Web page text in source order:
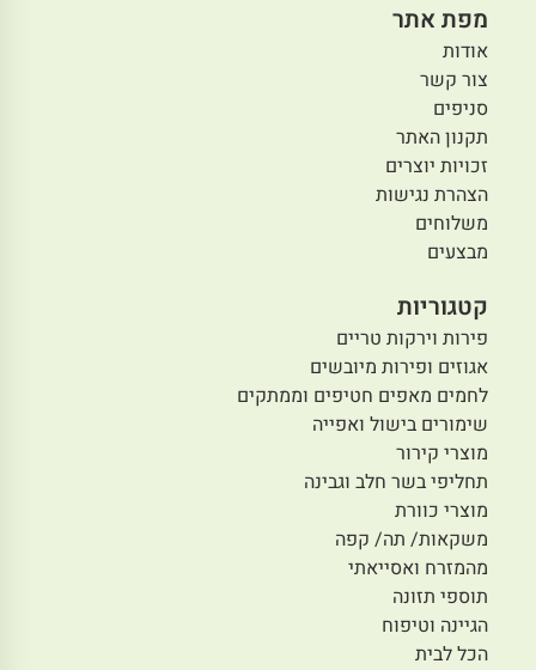
מפת אתר
אודות
צור קשר
סניפים
תקנון האתר
זכויות יוצרים
הצהרת נגישות
משלוחים
מבצעים
קטגוריות
פירות וירקות טריים
אגוזים ופירות מיובשים
לחמים מאפים חטיפים וממתקים
שימורים בישול ואפייה
מוצרי קירור
תחליפי בשר חלב וגבינה
מוצרי כוורת
משקאות/ תה/ קפה
מהמזרח ואסייאתי
תוספי תזונה
הגיינה וטיפוח
הכל לבית